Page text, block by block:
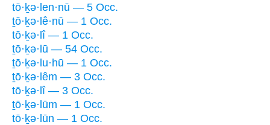
tō·ḵə·len·nū — 5 Occ.
ṯō·ḵə·lê·nū — 1 Occ.
tō·ḵə·lî — 1 Occ.
ṯō·ḵə·lū — 54 Occ.
ṯō·ḵə·lu·hū — 1 Occ.
ṯō·ḵə·lêm — 3 Occ.
tō·ḵə·lî — 3 Occ.
ṯō·ḵə·lūm — 1 Occ.
tō·ḵə·lūn — 1 Occ.